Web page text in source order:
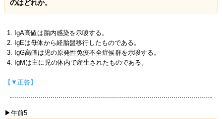
のはどれか。
IgA高値は胎内感染を示唆する。
IgEは母体から経胎盤移行したものである。
IgG高値は児の原発性免疫不全症候群を示唆する。
IgMは主に児の体内で産生されたものである。
【▼正答】
▶午前5